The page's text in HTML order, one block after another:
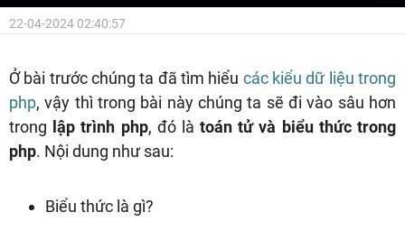
22-04-2024 02:40:57
Ở bài trước chúng ta đã tìm hiểu các kiểu dữ liệu trong
php, vậy thì trong bài này chúng ta sẽ đi vào sâu hơn
trong lập trình php, đó làtoán tử và biểu thức trong
php. Nội dung như sau:
Biểu thức là gì?